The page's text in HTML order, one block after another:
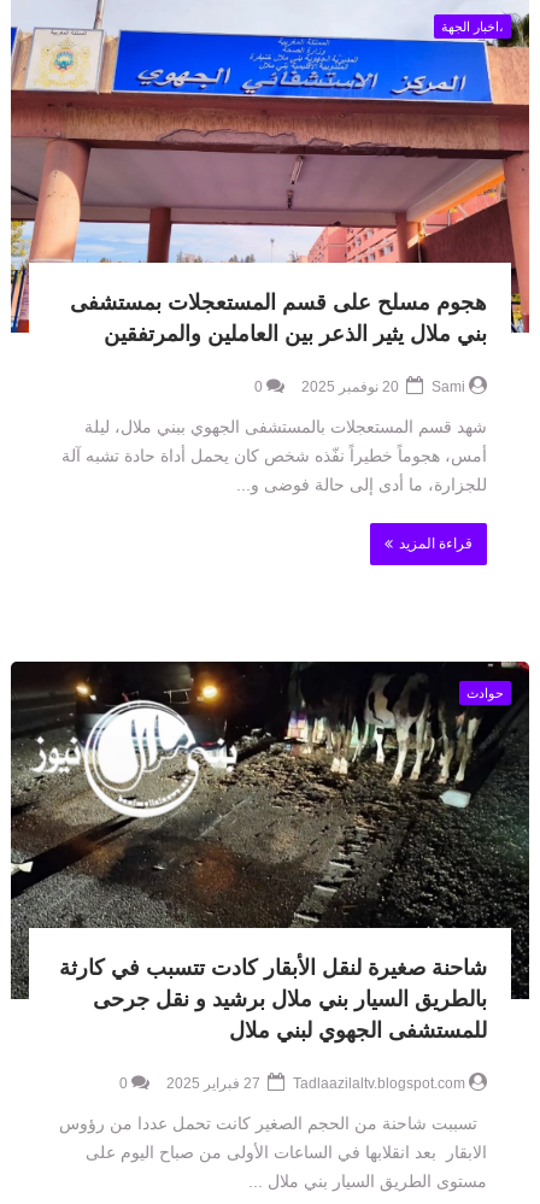
،اخبار الجهة
هجوم مسلح على قسم المستعجلات بمستشفى
بني ملال يثير الذعر بين العاملين والمرتفقين
Sami
0
شهد قسم المستعجلات بالمستشفى الجهوي ببني ملال، ليلة
أمس، هجوماً خطيراً نفّذه شخص كان يحمل أداة حادة تشبه آلة
للجزارة، ما أدى إلى حالة فوضى و...
قراءة المزيد
حوادث
شاحنة صغيرة لنقل الأبقار كادت تتسبب في كارثة
بالطريق السيار بني ملال برشيد و نقل جرحى
للمستشفى الجهوي لبني ملال
Tadlaazilaltv.blogspot.com
0
تسببت شاحنة من الحجم الصغير كانت تحمل عددا من رؤوس
الابقار بعد انقلابها في الساعات الأولى من صباح اليوم على
مستوى الطريق السيار بني ملال ...